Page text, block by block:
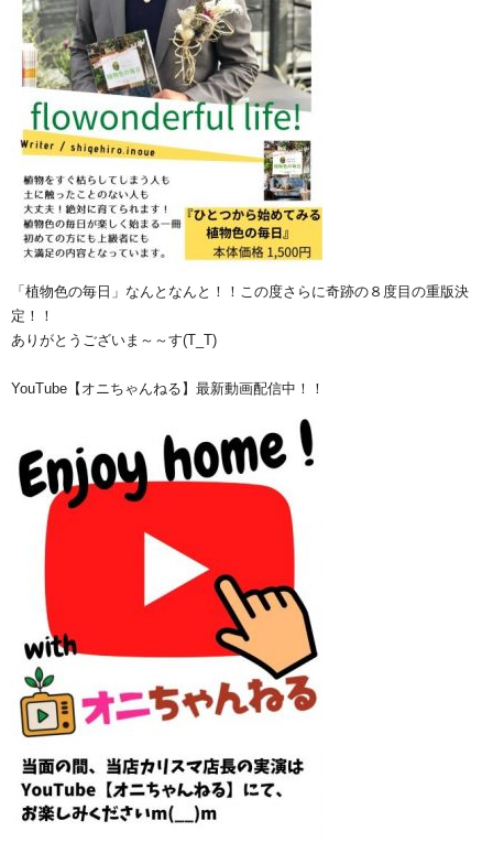
「植物色の毎日」なんとなんと！！この度さらに奇跡の８度目の重版決
定！！
ありがとうございま～～す(T_T)
YouTube【オニちゃんねる】最新動画配信中！！